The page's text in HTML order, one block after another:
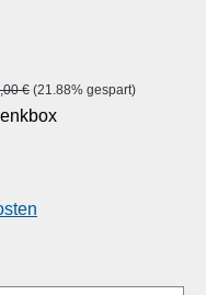
Preis:
€ (21.88% gespart)